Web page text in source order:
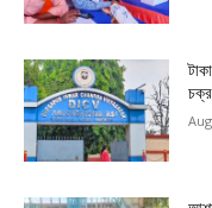
চক্র